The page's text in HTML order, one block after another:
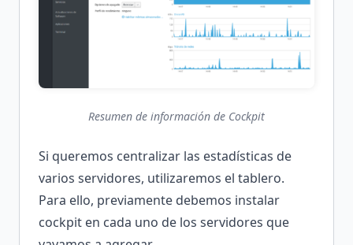
Resumen de información de Cockpit
Si queremos centralizar las estadísticas de
varios servidores, utilizaremos el tablero.
Para ello, previamente debemos instalar
cockpit en cada uno de los servidores que